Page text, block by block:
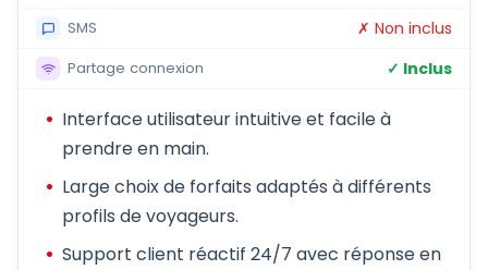
SMS ✗ Non inclus
Partage connexion ✓ Inclus
Interface utilisateur intuitive et facile à
prendre en main.
Large choix de forfaits adaptés à différents
profils de voyageurs.
Support client réactif 24/7 avec réponse en